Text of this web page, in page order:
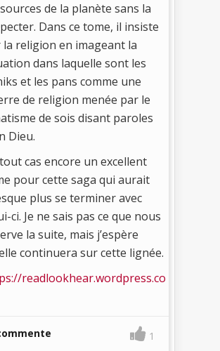
de la planète sans la
Dans ce tome, il insiste
la religion en imageant la
dans laquelle sont les
et les pans comme une
de religion menée par le
de sois disant paroles
Dieu.
cas encore un excellent
pour cette saga qui aurait
plus se terminer avec
ci. Je ne sais pas ce que nous
la suite, mais j’espère
continuera sur cette lignée.
readlookhear.wordpress.co
1